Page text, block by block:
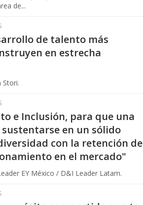
de...
de talento más
en estrecha
Stori.
e Inclusión, para que una
en un sólido
con la retención de
en el mercado"
EY México / D&I Leader Latam.